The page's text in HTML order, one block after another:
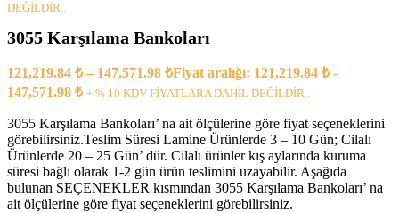
DEĞİLDİR..
3055 Karşılama Bankoları
121,219.84 ₺ – 147,571.98 ₺Fiyat aralığı: 121,219.84 ₺ -
147,571.98 ₺ + % 10 KDV FİYATLARA DAHİL DEĞİLDİR..
3055 Karşılama Bankoları’ na ait ölçülerine göre fiyat seçeneklerini
görebilirsiniz.Teslim Süresi Lamine Ürünlerde 3 – 10 Gün; Cilalı
Ürünlerde 20 – 25 Gün’ dür. Cilalı ürünler kış aylarında kuruma
süresi bağlı olarak 1-2 gün ürün teslimini uzayabilir. Aşağıda
bulunan SEÇENEKLER kısmından 3055 Karşılama Bankoları’ na
ait ölçülerine göre fiyat seçeneklerini görebilirsiniz.